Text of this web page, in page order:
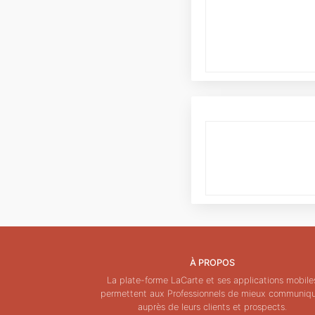
À PROPOS
La plate-forme LaCarte et ses applications
permettent aux Professionnels de mieux
auprès de leurs clients et prospects.